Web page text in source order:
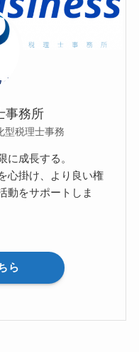
事務所
型税理士事務
に成長する。
心掛け、より良い権
動をサポートしま
ら